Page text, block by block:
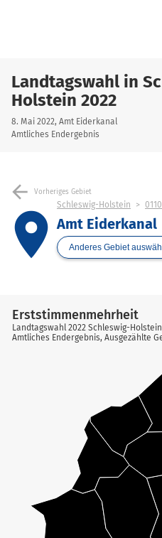
Landtagswahl in
Holstein 2022
8. Mai 2022, Amt Eiderkanal
Amtliches Endergebnis
arrow_back Vorheriges Gebiet
place
Schleswig-Holstein
Amt Eiderkanal
Anderes Gebiet
Erststimmenmehrheit
Landtagswahl 2022 Schleswig-
Amtliches Endergebnis, Ausgezählte